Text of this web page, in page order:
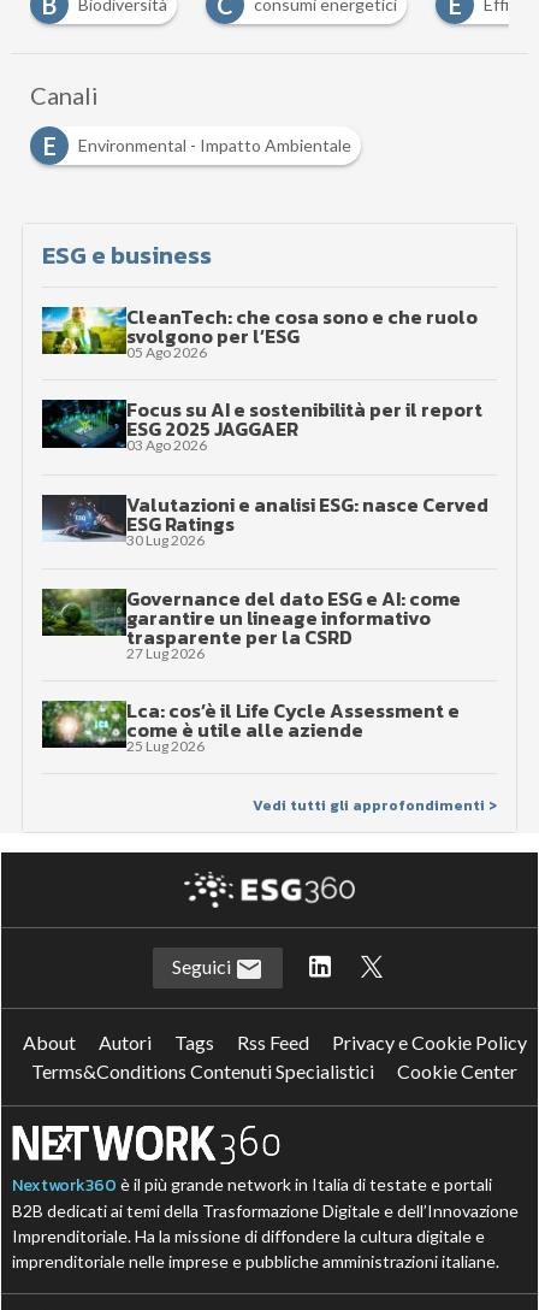
Biodiversità consumi energetici
Canali
E
Environmental - Impatto Ambientale
ESG e business
CleanTech: che cosa sono e che ruolo
svolgono per l’ESG
05 Ago 2026
Focus su AI e sostenibilità per il report
ESG 2025 JAGGAER
03 Ago 2026
Valutazioni e analisi ESG: nasce Cerved
ESG Ratings
30 Lug 2026
Governance del dato ESG e AI: come
garantire un lineage informativo
trasparente per la CSRD
27 Lug 2026
Lca: cos’è il Life Cycle Assessment e
come è utile alle aziende
25 Lug 2026
Vedi tutti gli approfondimenti >
Seguici
About Autori Tags Rss Feed
Privacy e Cookie Policy
Terms&Conditions Contenuti Specialistici
Cookie Center
Nextwork360 è il più grande network in Italia di testate e portali
B2B dedicati ai temi della Trasformazione Digitale e dell’Innovazione
Imprenditoriale. Ha la missione di diffondere la cultura digitale e
imprenditoriale nelle imprese e pubbliche amministrazioni italiane.